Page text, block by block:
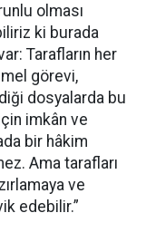
olması
ki burada
Tarafların her
görevi,
dosyalarda bu
imkân ve
bir hâkim
Ama tarafları
ve
edebilir.”